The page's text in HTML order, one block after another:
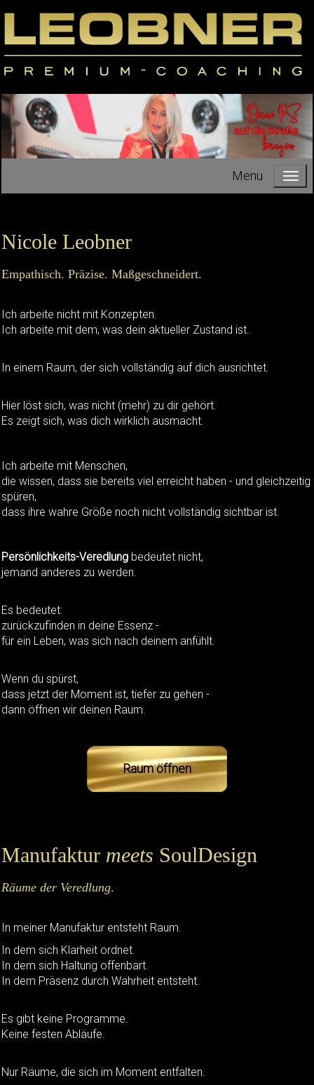
Menu
Nicole Leobner
Empathisch. Präzise. Maßgeschneidert.
Ich arbeite nicht mit Konzepten.
Ich arbeite mit dem, was dein aktueller Zustand ist.
In einem Raum, der sich vollständig auf dich ausrichtet.
Hier löst sich, was nicht (mehr) zu dir gehört.
Es zeigt sich, was dich wirklich ausmacht.
Ich arbeite mit Menschen,
die wissen, dass sie bereits viel erreicht haben - und gleichzeitig
spüren,
dass ihre wahre Größe noch nicht vollständig sichtbar ist.
Persönlichkeits-Veredlung bedeutet nicht,
jemand anderes zu werden.
Es bedeutet:
zurückzufinden in deine Essenz -
für ein Leben, was sich nach deinem anfühlt.
Wenn du spürst,
dass jetzt der Moment ist, tiefer zu gehen -
dann öffnen wir deinen Raum.
Raum öffnen
Manufaktur meets SoulDesign
Räume der Veredlung.
In meiner Manufaktur entsteht Raum.
In dem sich Klarheit ordnet.
In dem sich Haltung offenbart.
In dem Präsenz durch Wahrheit entsteht.
Es gibt keine Programme.
Keine festen Abläufe.
Nur Räume, die sich im Moment entfalten.